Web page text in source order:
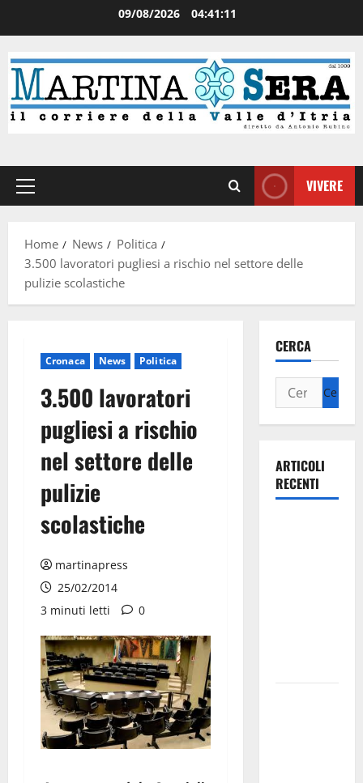
09/08/2026 04:41:11
VIVERE
Home News
Politica
3.500 lavoratori pugliesi a rischio nel settore delle
pulizie scolastiche
Cronaca News Politica
3.500 lavoratori
pugliesi a rischio
nel settore delle
pulizie
scolastiche
martinapress
25/02/2014
3 minuti letti
0
CERCA
ARTICOLI
RECENTI